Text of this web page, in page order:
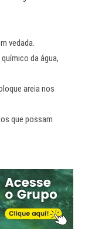
vedada.
da água,
areia nos
que possam